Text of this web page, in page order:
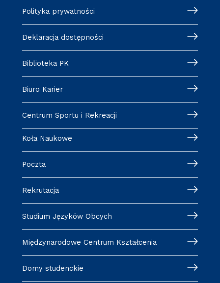
Polityka prywatności
Deklaracja dostępności
Biblioteka PK
Biuro Karier
Centrum Sportu i Rekreacji
Koła Naukowe
Poczta
Rekrutacja
Studium Języków Obcych
Międzynarodowe Centrum Kształcenia
Domy studenckie